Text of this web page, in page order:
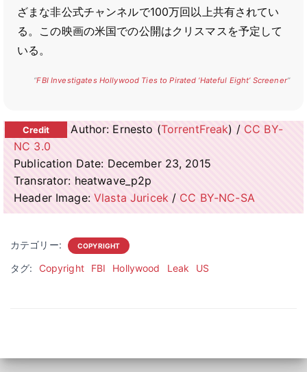
ざまな非公式チャンネルで100万回以上共有されてい
る。この映画の米国での公開はクリスマスを予定して
いる。
“FBI Investigates Hollywood Ties to Pirated ‘Hateful Eight’ Screener”
Author: Ernesto (TorrentFreak) / CC BY-
NC 3.0
Publication Date: December 23, 2015
Transrator: heatwave_p2p
Header Image: Vlasta Juricek/ CC BY-NC-SA
カテゴリー: COPYRIGHT
タグ: Copyright FBI Hollywood Leak US